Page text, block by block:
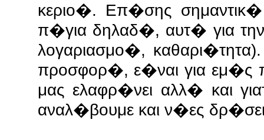
κεριο�. Επ�σης
π�για δηλαδ�, αυτ� για
λογαριασμο�,
προσφορ�, ε�ναι για εμ�ς
μας ελαφρ�νει αλλ� και
αναλ�βουμε και ν�ες